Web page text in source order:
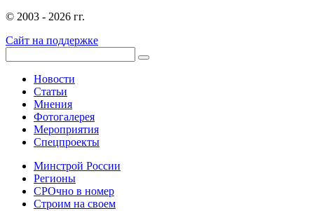
© 2003 - 2026 гг.
Сайт на поддержке
Новости
Статьи
Мнения
Фотогалерея
Мероприятия
Спецпроекты
Минстрой России
Регионы
СРОчно в номер
Строим на своем